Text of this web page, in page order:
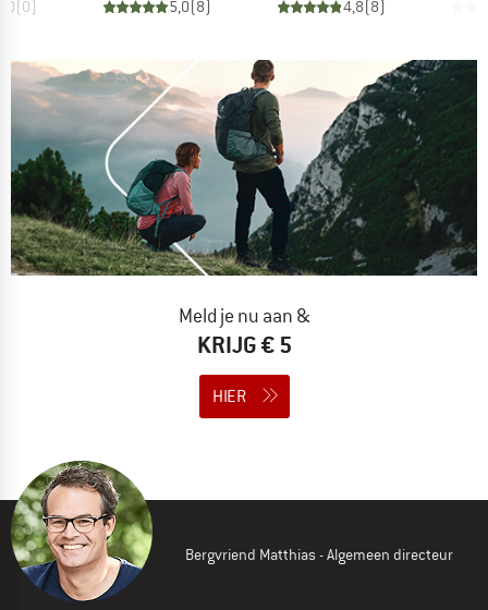
(0) 5,0(8)
4,8(8)
Meld je nu aan &
KRIJG € 5
HIER
Bergvriend Matthias - Algemeen directeur